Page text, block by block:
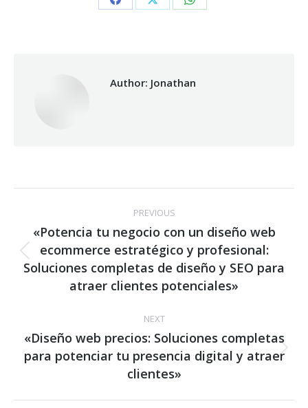
Share Share Share
Author: Jonathan
navigation
PREVIOUS
Previous
post:
«Potencia tu negocio con un diseño web
ecommerce estratégico y profesional:
Soluciones completas de diseño y SEO para
atraer clientes potenciales»
NEXT
Next
post:
«Diseño web precios: Soluciones completas
para potenciar tu presencia digital y atraer
clientes»